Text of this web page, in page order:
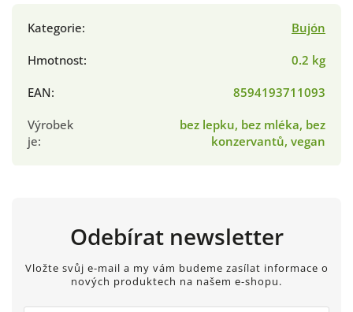
Kategorie:
Bujón
Hmotnost:
0.2 kg
EAN:
8594193711093
Výrobek
je:
bez lepku, bez mléka, bez
konzervantů, vegan
Odebírat newsletter
Vložte svůj e-mail a my vám budeme zasílat informace o
nových produktech na našem e-shopu.